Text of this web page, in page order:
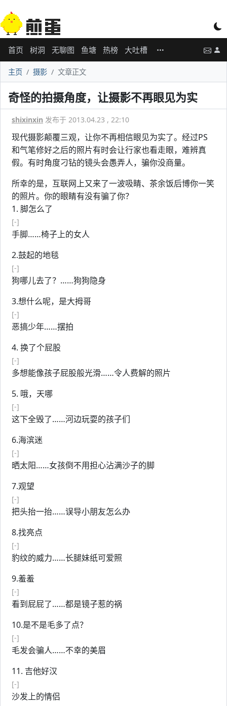
首页 树洞 无聊图 鱼塘 热榜 大吐槽
主页 摄影 文章正文
奇怪的拍摄角度，让摄影不再眼见为实
shixinxin 发布于 2013.04.23 , 22:10
现代摄影颠覆三观，让你不再相信眼见为实了。经过PS
和气笔修好之后的照片有时会让行家也看走眼，难辨真
假。有时角度刁钻的镜头会愚弄人，骗你没商量。
所幸的是，互联网上又来了一波吸睛、茶余饭后博你一笑
的照片。你的眼睛有没有骗了你？
1. 脚怎么了
[-]
手脚……椅子上的女人
2.鼓起的地毯
[-]
狗哪儿去了？……狗狗隐身
3.想什么呢，是大拇哥
[-]
恶搞少年……摆拍
4. 换了个屁股
[-]
多想能像孩子屁股般光滑……令人费解的照片
5. 哦，天哪
[-]
这下全毁了……河边玩耍的孩子们
6.海滨迷
[-]
晒太阳……女孩倒不用担心沾满沙子的脚
7.观望
[-]
把头抬一抬……误导小朋友怎么办
8.找亮点
[-]
豹纹的威力……长腿妹纸可爱照
9.羞羞
[-]
看到屁屁了……都是镜子惹的祸
10.是不是毛多了点？
[-]
毛发会骗人……不幸的美眉
11. 吉他好汉
[-]
沙发上的情侣